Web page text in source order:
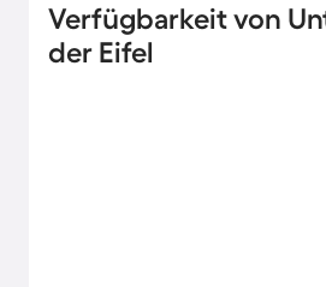
Verfügbarkeit von
der Eifel